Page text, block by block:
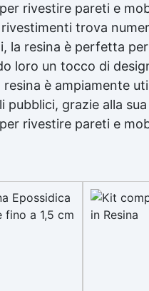
rivestire pareti e
trova
la resina è perfetta
loro un tocco di
è ampiamente
pubblici, grazie alla
rivestire pareti e